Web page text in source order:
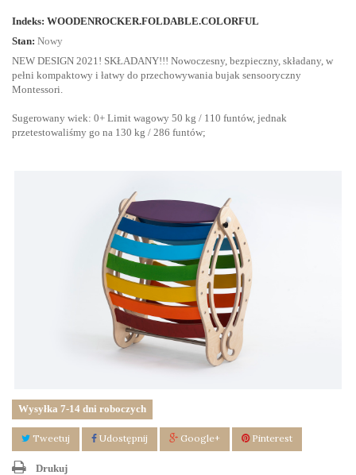
Indeks: WOODENROCKER.FOLDABLE.COLORFUL
Stan: Nowy
NEW DESIGN 2021! SKŁADANY!!! Nowoczesny, bezpieczny, składany, w
pełni kompaktowy i łatwy do przechowywania bujak sensooryczny
Montessori.
Sugerowany wiek: 0+ Limit wagowy 50 kg / 110 funtów, jednak
przetestowaliśmy go na 130 kg / 286 funtów;
Wysyłka 7-14 dni roboczych
Tweetuj Udostępnij Google+ Pinterest
Drukuj